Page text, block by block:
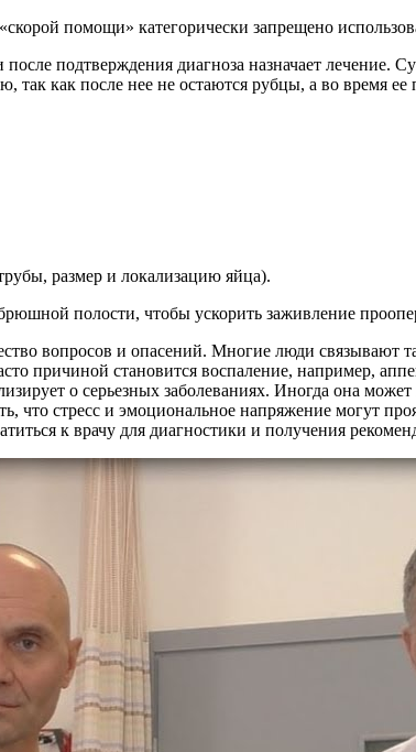
помощи» категорически запрещено
подтверждения диагноза назначает лечение.
как после нее не остаются рубцы, а во время ее
размер и локализацию яйца).
полости, чтобы ускорить заживление
вопросов и опасений. Многие люди связывают
причиной становится воспаление, например,
о серьезных заболеваниях. Иногда она
что стресс и эмоциональное напряжение могут
к врачу для диагностики и получения